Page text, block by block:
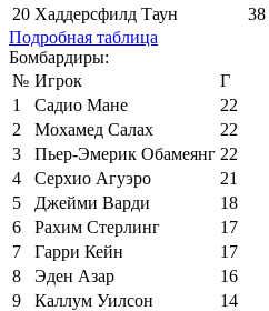
20 Хаддерсфилд Таун 38
Подробная таблица
Бомбардиры:
№ Игрок
Г
1
Садио Мане
22
2
Мохамед Салах
22
3
Пьер-Эмерик Обамеянг 22
4
Серхио Агуэро
21
5
Джейми Варди
18
6
Рахим Стерлинг
17
7
Гарри Кейн
17
8
Эден Азар
16
9
Каллум Уилсон
14